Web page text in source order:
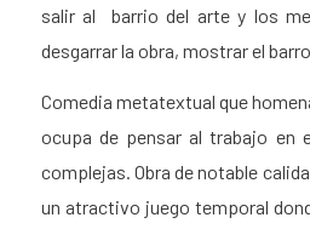
salir al barrio del arte y los
desgarrar la obra, mostrar el barro.
Comedia metatextual que
ocupa de pensar al trabajo en
complejas. Obra de notable
un atractivo juego temporal